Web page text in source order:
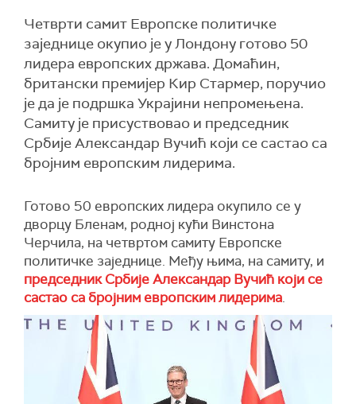
Четврти самит Европске политичке
заједнице окупио је у Лондону готово 50
лидера европских држава. Домаћин,
британски премијер Кир Стармер, поручио
је да је подршка Украјини непромењена.
Самиту је присуствовао и председник
Србије Александар Вучић који се састао са
бројним европским лидерима.
Готово 50 европских лидера окупило се у
дворцу Бленам, родној кући Винстона
Черчила, на четвртом самиту Европске
политичке заједнице. Међу њима, на самиту, и
председник Србије Александар Вучић који се
састао са бројним европским лидерима.